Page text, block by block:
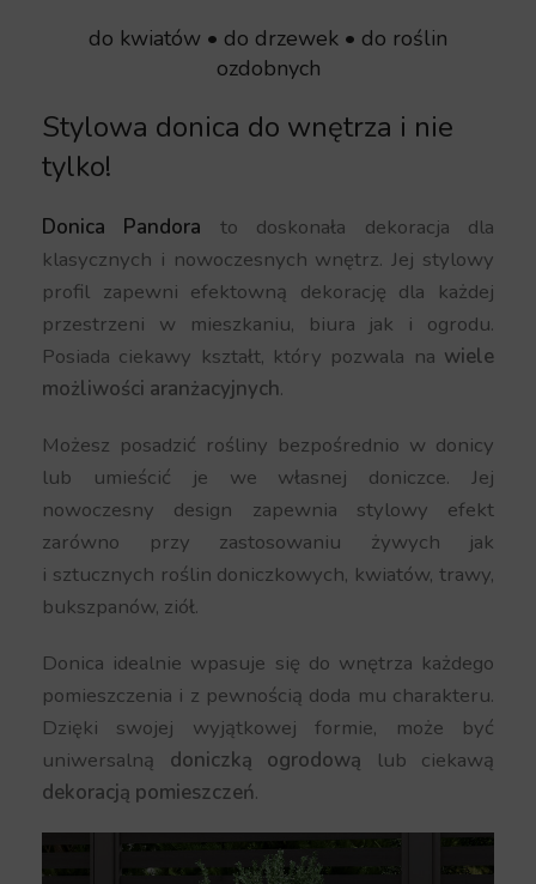
do kwiatów • do drzewek • do roślin
ozdobnych
Stylowa donica do wnętrza i nie
tylko!
Donica Pandora to doskonała dekoracja dla
klasycznych i nowoczesnych wnętrz. Jej stylowy
profil zapewni efektowną dekorację dla każdej
przestrzeni w mieszkaniu, biura jak i ogrodu.
Posiada ciekawy kształt, który pozwala na wiele
możliwości aranżacyjnych.
Możesz posadzić rośliny bezpośrednio w donicy
lub umieścić je we własnej doniczce. Jej
nowoczesny design zapewnia stylowy efekt
zarówno przy zastosowaniu żywych jak
i sztucznych roślin doniczkowych, kwiatów, trawy,
bukszpanów, ziół.
Donica idealnie wpasuje się do wnętrza każdego
pomieszczenia i z pewnością doda mu charakteru.
Dzięki swojej wyjątkowej formie, może być
uniwersalną doniczką ogrodową lub ciekawą
dekoracją pomieszczeń.